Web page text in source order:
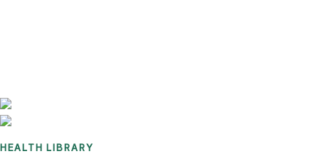
HEALTH LIBRARY